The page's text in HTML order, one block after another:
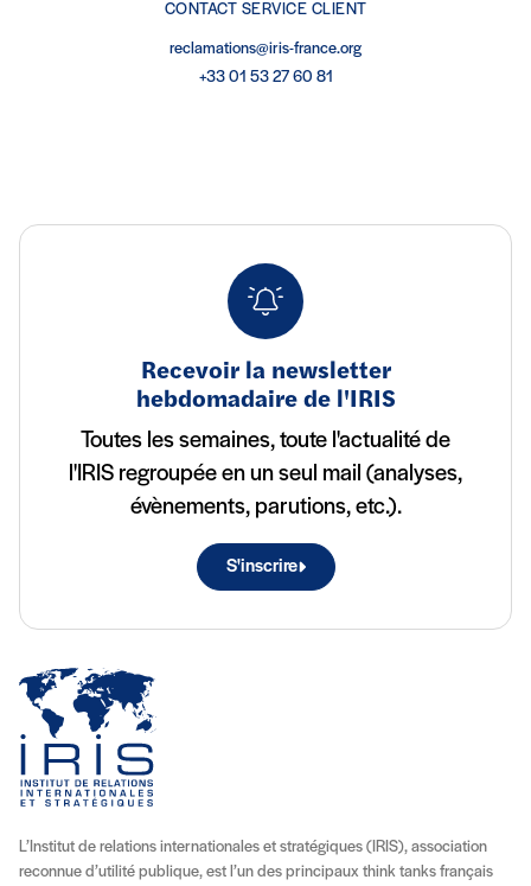
CONTACT SERVICE CLIENT
reclamations@iris-france.org
+33 01 53 27 60 81
Recevoir la newsletter
hebdomadaire de l'IRIS
Toutes les semaines, toute l'actualité de
l'IRIS regroupée en un seul mail (analyses,
évènements, parutions, etc.).
S'inscrire
L’Institut de relations internationales et stratégiques (IRIS), association
reconnue d’utilité publique, est l’un des principaux think tanks français